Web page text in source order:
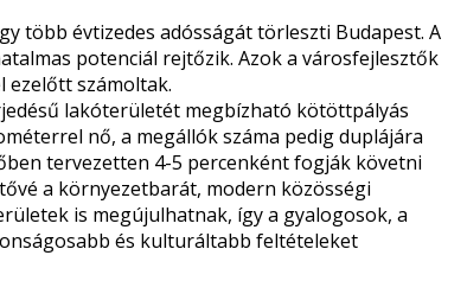
több évtizedes adósságát törleszti Budapest. A
potenciál rejtőzik. Azok a városfejlesztők
ezelőtt számoltak.
lakóterületét megbízható kötöttpályás
nő, a megállók száma pedig duplájára
tervezetten 4-5 percenként fogják követni
a környezetbarát, modern közösségi
is megújulhatnak, így a gyalogosok, a
és kulturáltabb feltételeket